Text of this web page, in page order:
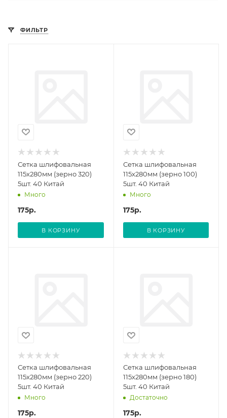
ФИЛЬТР
Сетка шлифовальная
115х280мм (зерно 320)
5шт. 40 Китай
Много
175р.
В КОРЗИНУ
Сетка шлифовальная
115х280мм (зерно 100)
5шт. 40 Китай
Много
175р.
В КОРЗИНУ
Сетка шлифовальная
115х280мм (зерно 220)
5шт. 40 Китай
Много
175р.
Сетка шлифовальная
115х280мм (зерно 180)
5шт. 40 Китай
Достаточно
175р.